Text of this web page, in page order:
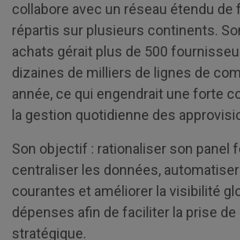
collabore avec un réseau étendu
répartis sur plusieurs continents.
achats gérait plus de 500
dizaines de milliers de lignes de
année, ce qui engendrait une forte
la gestion quotidienne des
Son objectif : rationaliser son panel
centraliser les données,
courantes et améliorer la visibilité
dépenses afin de faciliter la prise
stratégique.